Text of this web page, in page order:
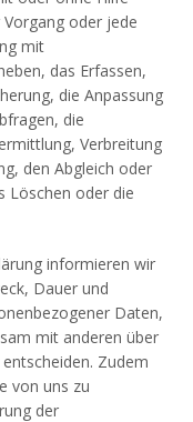
oder jede
mit
das Erfassen,
die Anpassung
die
Verbreitung
den Abgleich oder
Löschen oder die
informieren wir
Dauer und
Daten,
mit anderen über
Zudem
von uns zu
der